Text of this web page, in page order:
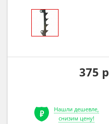
375 р
Нашли дешевле,
снизим цену!